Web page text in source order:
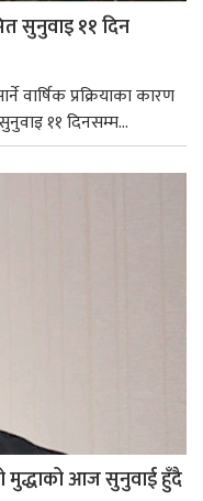
सुनुवाइ ११ दिन
वार्षिक प्रक्रियाका कारण
११ दिनसम्म...
मुद्धाको आज सुनुवाई हुँदै